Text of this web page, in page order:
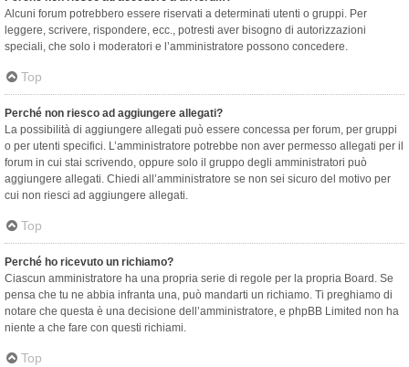
Alcuni forum potrebbero essere riservati a determinati utenti o gruppi. Per
leggere, scrivere, rispondere, ecc., potresti aver bisogno di autorizzazioni
speciali, che solo i moderatori e l’amministratore possono concedere.
Top
Perché non riesco ad aggiungere allegati?
La possibilità di aggiungere allegati può essere concessa per forum, per gruppi
o per utenti specifici. L’amministratore potrebbe non aver permesso allegati per il
forum in cui stai scrivendo, oppure solo il gruppo degli amministratori può
aggiungere allegati. Chiedi all’amministratore se non sei sicuro del motivo per
cui non riesci ad aggiungere allegati.
Top
Perché ho ricevuto un richiamo?
Ciascun amministratore ha una propria serie di regole per la propria Board. Se
pensa che tu ne abbia infranta una, può mandarti un richiamo. Ti preghiamo di
notare che questa è una decisione dell’amministratore, e phpBB Limited non ha
niente a che fare con questi richiami.
Top